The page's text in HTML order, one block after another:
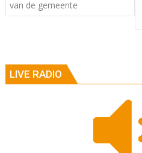
van de gemeente
LIVE RADIO